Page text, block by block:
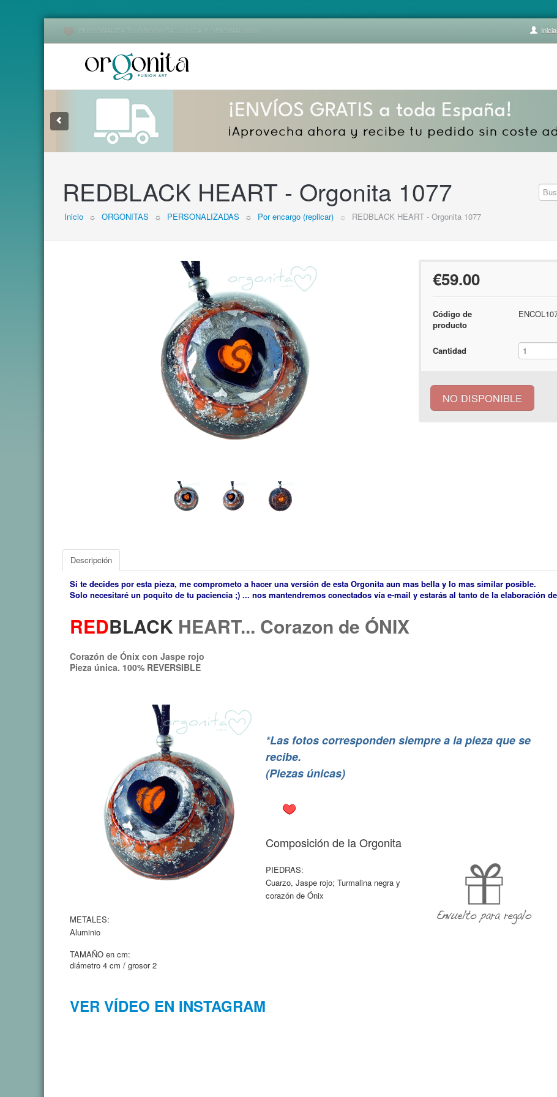
REDBLACK HEART - Orgonita 1077
Inicio ☼ ORGONITAS ☼ PERSONALIZADAS ☼ Por encargo (replicar) ☼ REDBLACK HEART - Orgonita 1077
€59.00
Código de
producto
Cantidad
NO DISPONIBLE
Descripción
Si te decides por esta pieza, me comprometo a hacer una versión de esta Orgonita aun mas bella y lo mas similar posible.
Solo necesitaré un poquito de tu paciencia ;) ... nos mantendremos conectados vía e-mail y estarás al tanto de la elaboración
REDBLACK HEART... Corazon de ÓNIX
Corazón de Ónix con Jaspe rojo
Pieza única. 100% REVERSIBLE
*Las fotos corresponden siempre a la pieza que se
recibe.
(Piezas únicas)
Composición de la Orgonita
PIEDRAS:
Cuarzo, Jaspe rojo; Turmalina negra y
corazón de Ónix
METALES:
Aluminio
TAMAÑO en cm:
diámetro 4 cm / grosor 2
VER VÍDEO EN INSTAGRAM